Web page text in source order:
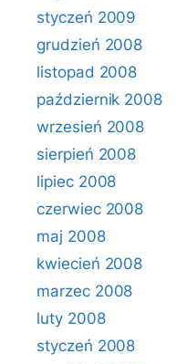
styczeń 2009
grudzień 2008
listopad 2008
październik 2008
wrzesień 2008
sierpień 2008
lipiec 2008
czerwiec 2008
maj 2008
kwiecień 2008
marzec 2008
luty 2008
styczeń 2008